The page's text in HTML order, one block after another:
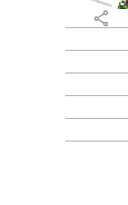
share